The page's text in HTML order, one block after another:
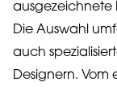
ausgezeichnete
Die Auswahl
auch
Designern. Vom